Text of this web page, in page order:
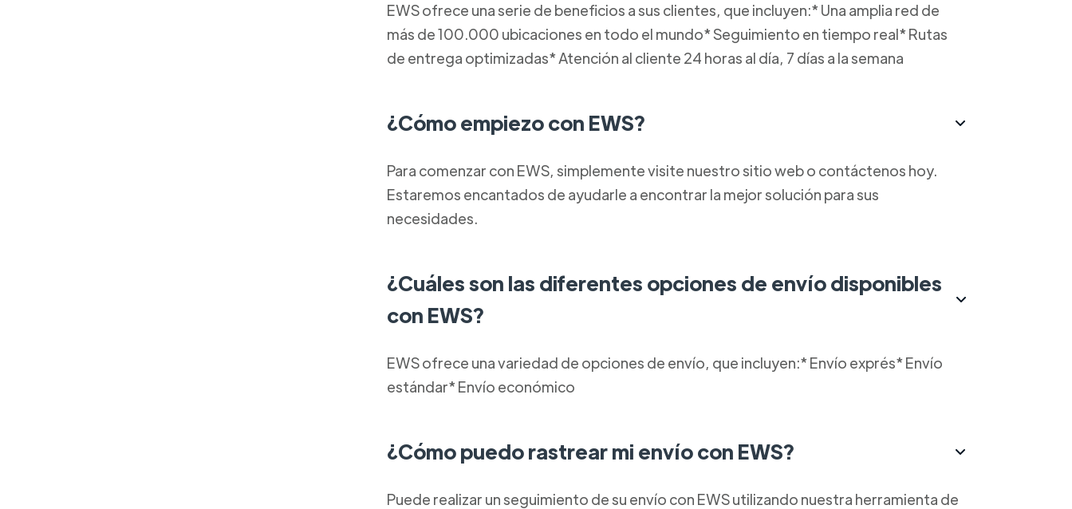
EWS ofrece una serie de beneficios a sus clientes, que incluyen:* Una amplia red de
más de 100.000 ubicaciones en todo el mundo* Seguimiento en tiempo real* Rutas
de entrega optimizadas* Atención al cliente 24 horas al día, 7 días a la semana
¿Cómo empiezo con EWS?
Para comenzar con EWS, simplemente visite nuestro sitio web o contáctenos hoy.
Estaremos encantados de ayudarle a encontrar la mejor solución para sus
necesidades.
¿Cuáles son las diferentes opciones de envío disponibles
con EWS?
EWS ofrece una variedad de opciones de envío, que incluyen:* Envío exprés* Envío
estándar* Envío económico
¿Cómo puedo rastrear mi envío con EWS?
Puede realizar un seguimiento de su envío con EWS utilizando nuestra herramienta de